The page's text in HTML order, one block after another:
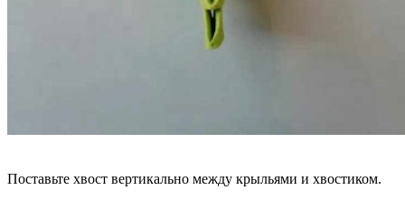
Поставьте хвост вертикально между крыльями и хвостиком.